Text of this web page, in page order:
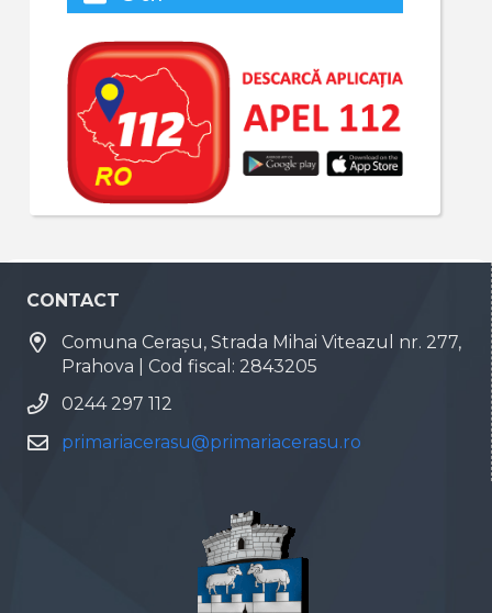
CONTACT
Comuna Cerașu, Strada Mihai Viteazul nr. 277,
Prahova | Cod fiscal: 2843205
0244 297 112
primariacerasu@primariacerasu.ro